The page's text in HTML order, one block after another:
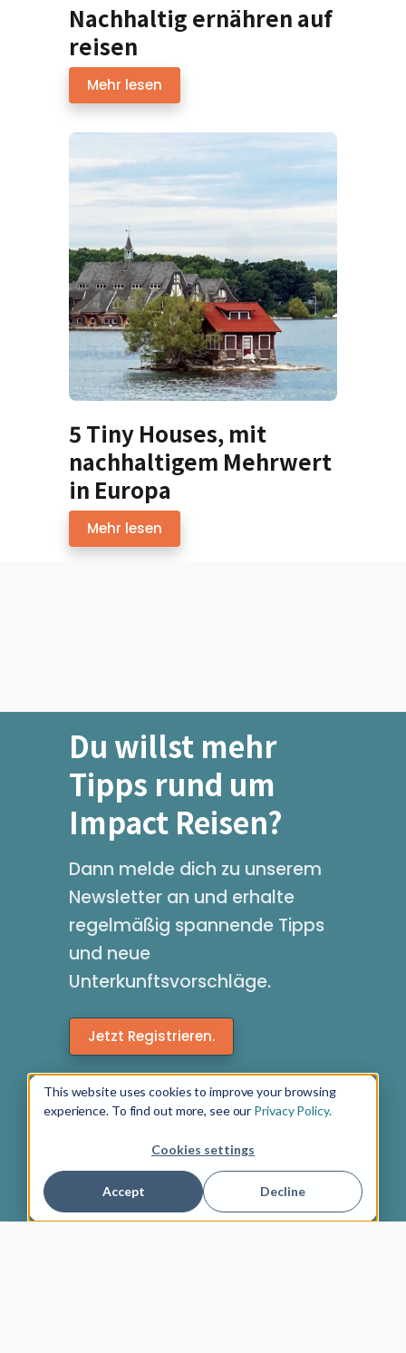
This website uses cookies to improve your browsing
experience. To find out more, see our Privacy Policy.
Cookies settings
Accept Decline
Nachhaltig ernähren auf
reisen
Mehr lesen
5 Tiny Houses, mit
nachhaltigem Mehrwert
in Europa
Mehr lesen
Du willst mehr
Tipps rund um
Impact Reisen?
Dann melde dich zu unserem
Newsletter an und erhalte
regelmäßig spannende Tipps
und neue
Unterkunftsvorschläge.
Jetzt Registrieren.